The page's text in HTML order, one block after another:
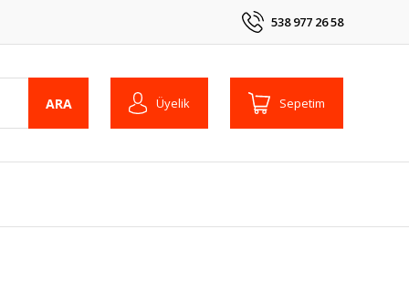
538 977 26 58
ARA Üyelik Sepetim